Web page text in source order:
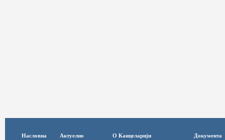
Насловна Актуелно О Канцеларији Документа